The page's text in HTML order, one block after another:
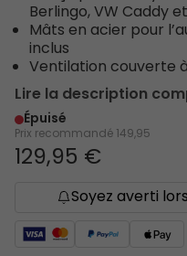
Berlingo, VW Caddy
Mâts en acier pour
inclus
Ventilation couverte
Lire la description
Épuisé
Prix recommandé 149,95
129,95 €
Soyez averti